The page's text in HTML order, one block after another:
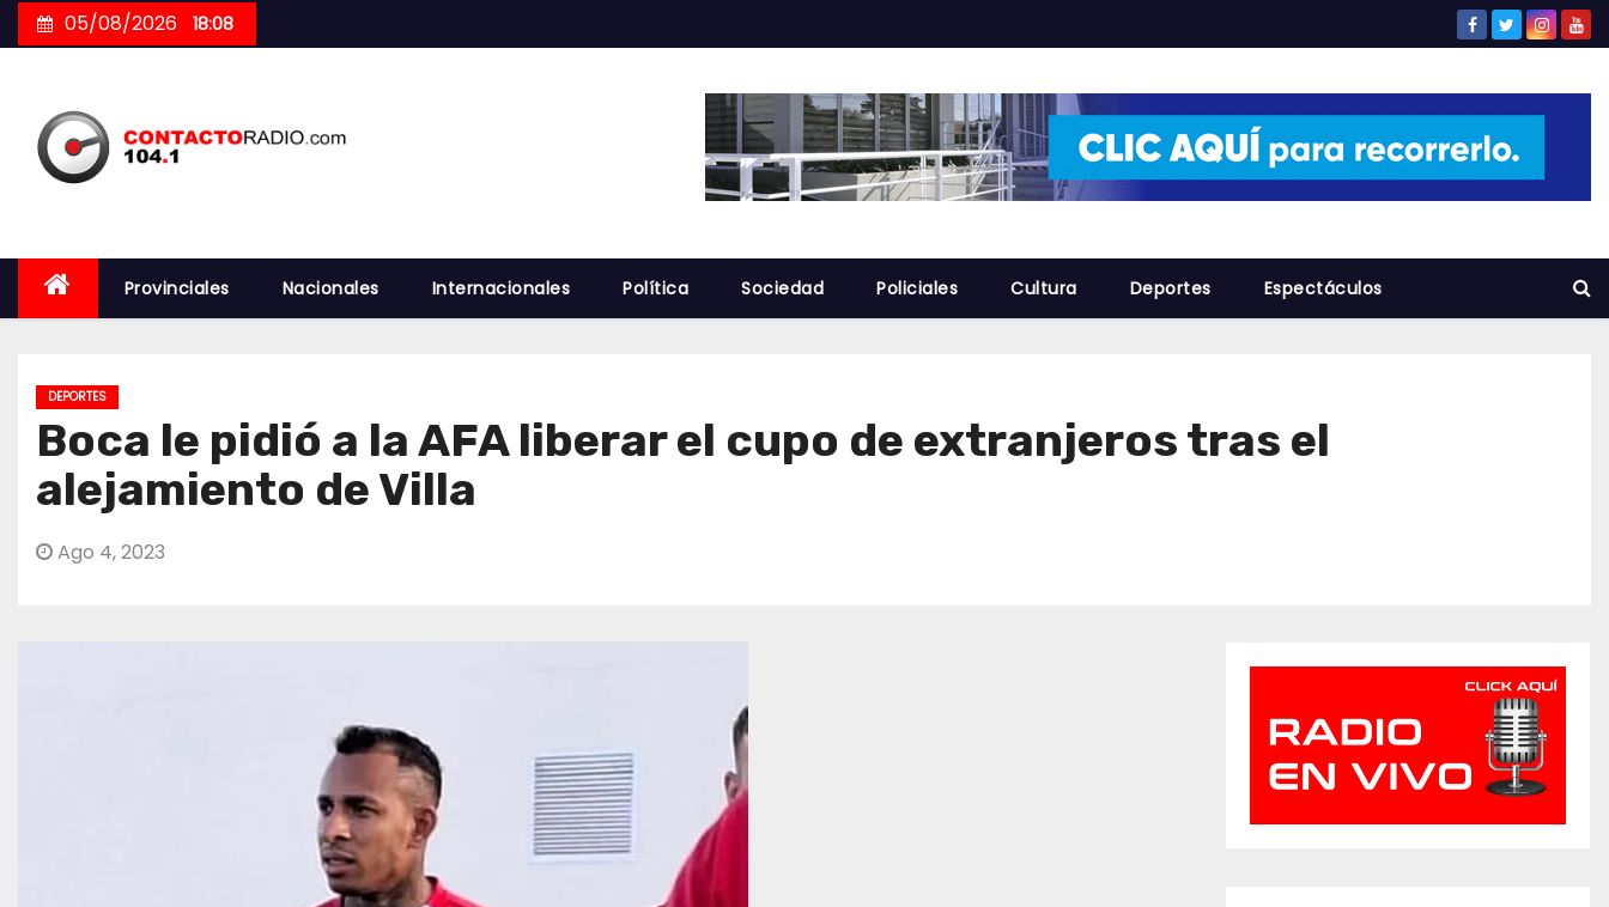
to
05/08/2026 18:08
Provinciales Nacionales Internacionales Política Sociedad Policiales Cultura Deportes Espectáculos
DEPORTES
Boca le pidió a la AFA liberar el cupo de extranjeros tras el
alejamiento de Villa
Ago 4, 2023